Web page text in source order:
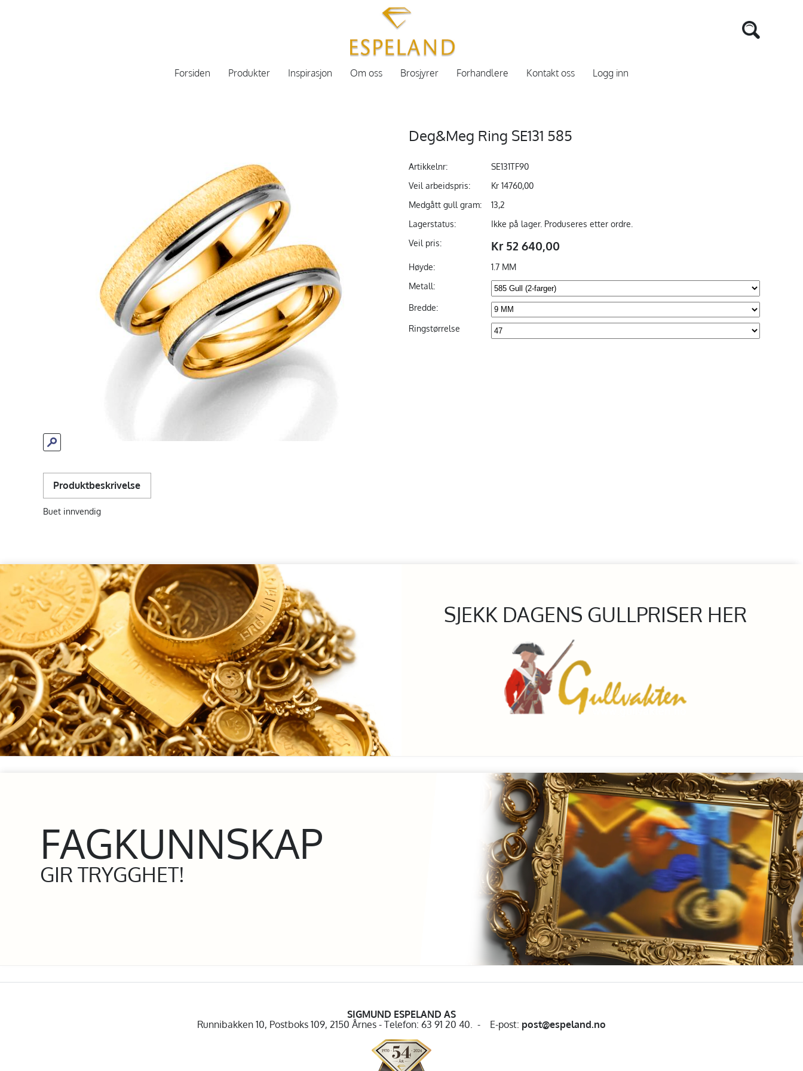
Forsiden Produkter Inspirasjon Om oss Brosjyrer Forhandlere Kontakt oss Logg inn
Deg&Meg Ring SE131 585
Artikkelnr:
SE131TF90
Veil arbeidspris:
Kr 14760,00
Medgått gull gram:
13,2
Lagerstatus:
Ikke på lager. Produseres etter ordre.
Veil pris:
Kr 52 640,00
Høyde:
1.7 MM
Metall:
Bredde:
Ringstørrelse
Produktbeskrivelse
Buet innvendig
SJEKK DAGENS GULLPRISER HER
FAGKUNNSKAP
GIR TRYGGHET!
SIGMUND ESPELAND AS
Runnibakken 10, Postboks 109, 2150 Årnes - Telefon: 63 91 20 40. - E-post: post@espeland.no